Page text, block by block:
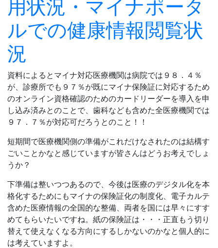
用状況・マイナポータ
ルでの健康情報閲覧状
況
資料によるとマイナ対応医療機関は病院では９８．４％
が、診療所でも９７％が既にマイナ保険証に対応するため
のオンライン資格確認のためのカードリーダーを導入を申
し込み済みとのことで、歯科なども含めた全医療機関では
９７．７％が対応可だろうとのこと！！
短期間で医療機関側の準備がこれだけなされたのは結構す
ごいことかなと感じていますが皆さんはどうお考えでしょ
うか？
下準備は整いつつあるので、今後は医療のデジタル化を本
格化するためにもマイナの保険証化の制度化、電子カルテ
含めた医療情報の全国的な整備、両者を国には早々にすす
めてもらいたいですね。紙の保険証は・・・正直もう切り
替えて使えなくなる方向にするしかないのかなと個人的に
は考えていますよ。